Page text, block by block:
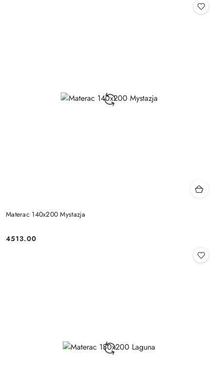
Materac 140x200 Mystazja
Cena:
4513.00